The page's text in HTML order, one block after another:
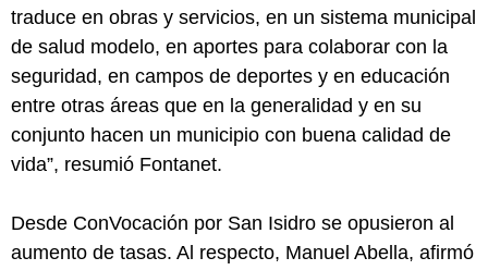
traduce en obras y servicios, en un sistema municipal
de salud modelo, en aportes para colaborar con la
seguridad, en campos de deportes y en educación
entre otras áreas que en la generalidad y en su
conjunto hacen un municipio con buena calidad de
vida”, resumió Fontanet.
Desde ConVocación por San Isidro se opusieron al
aumento de tasas. Al respecto, Manuel Abella, afirmó